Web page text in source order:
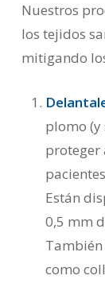
Nuestros
los tejidos
mitigando
plomo (y
proteger
Están
0,5 mm
También
como